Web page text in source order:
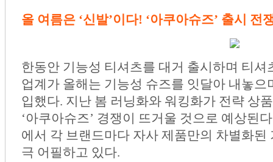
올 여름은 ‘신발’이다! ‘아쿠아슈즈’ 출시 전
한동안 기능성 티셔츠를 대거 출시하며 티
업계가 올해는 기능성 슈즈를 잇달아 내놓
입했다. 지난 봄 러닝화와 워킹화가 전략 상
‘아쿠아슈즈’ 경쟁이 뜨거울 것으로 예상된
에서 각 브랜드마다 자사 제품만의 차별화
극 어필하고 있다.